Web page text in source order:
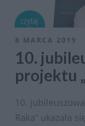
8 MARCA 2019
10.
projektu
10.
Raka” ukazała